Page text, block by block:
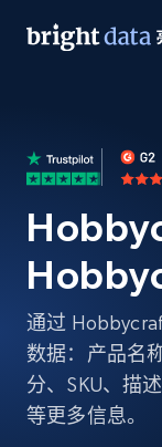
通过
数据：产品名
分、SKU、描
等更多信息。